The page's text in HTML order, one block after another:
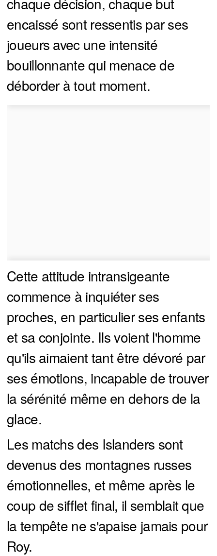
encaissé sont ressentis par ses
joueurs avec une intensité
bouillonnante qui menace de
déborder à tout moment.
Cette attitude intransigeante
commence à inquiéter ses
proches, en particulier ses enfants
et sa conjointe. Ils voient l'homme
qu'ils aimaient tant être dévoré par
ses émotions, incapable de trouver
la sérénité même en dehors de la
glace.
Les matchs des Islanders sont
devenus des montagnes russes
émotionnelles, et même après le
coup de sifflet final, il semblait que
la tempête ne s'apaise jamais pour
Roy.